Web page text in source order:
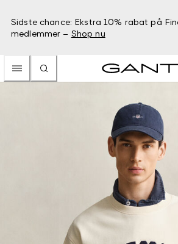
Sidste chance: Ekstra 10% rabat på
medlemmer – Shop nu